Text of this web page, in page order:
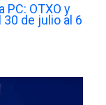
PC: OTXO y
de julio al 6